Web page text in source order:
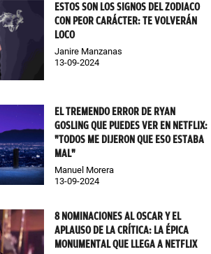
ESTOS SON LOS SIGNOS DEL ZODIACO
CON PEOR CARÁCTER: TE VOLVERÁN
LOCO
Janire Manzanas
13-09-2024
EL TREMENDO ERROR DE RYAN
GOSLING QUE PUEDES VER EN NETFLIX:
"TODOS ME DIJERON QUE ESO ESTABA
MAL"
Manuel Morera
13-09-2024
8 NOMINACIONES AL OSCAR Y EL
APLAUSO DE LA CRÍTICA: LA ÉPICA
MONUMENTAL QUE LLEGA A NETFLIX